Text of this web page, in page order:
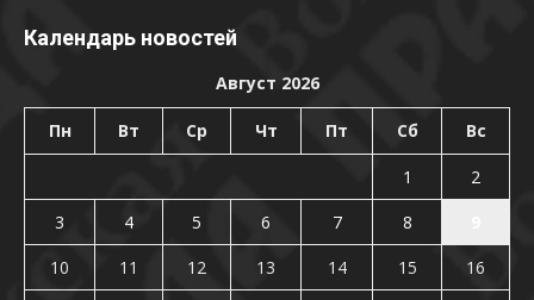
Календарь новостей
Август 2026
Пн Вт Ср Чт Пт Сб Вс
1
2
3
4 5 6 7 8
10
11 12 13 14 15
16